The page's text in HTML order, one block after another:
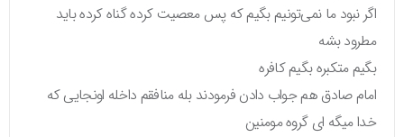
اگر نبود ما نمی‌تونیم بگیم که پس معصیت کرده گناه کرده باید
مطرود بشه
بگیم متکبره بگیم کافره
امام صادق هم جواب دادن فرمودند بله منافقم داخله اونجایی که
خدا میگه ای گروه مومنین